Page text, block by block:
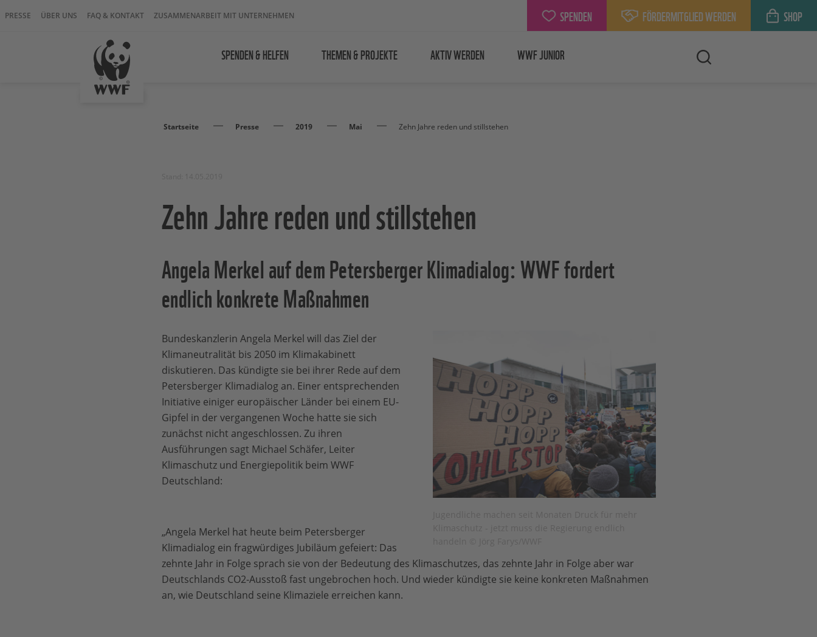
PRESSE ÜBER UNS FAQ & KONTAKT ZUSAMMENARBEIT MIT UNTERNEHMEN SPENDEN FÖRDERMITGLIED WERDEN SHOP
SPENDEN & HELFEN THEMEN & PROJEKTE AKTIV WERDEN WWF JUNIOR
Startseite Presse 2019 Mai Zehn Jahre reden und stillstehen
Zehn Jahre reden und stillstehen
Angela Merkel auf dem Petersberger Klimadialog: WWF fordert
endlich konkrete Maßnahmen
Bundeskanzlerin Angela Merkel will das Ziel der
Klimaneutralität bis 2050 im Klimakabinett
diskutieren. Das kündigte sie bei ihrer Rede auf dem
Petersberger Klimadialog an. Einer entsprechenden
Initiative einiger europäischer Länder bei einem EU-
Gipfel in der vergangenen Woche hatte sie sich
zunächst nicht angeschlossen. Zu ihren
Ausführungen sagt Michael Schäfer, Leiter
Klimaschutz und Energiepolitik beim WWF
Deutschland:
„Angela Merkel hat heute beim Petersberger
Klimadialog ein fragwürdiges Jubiläum gefeiert: Das
zehnte Jahr in Folge sprach sie von der Bedeutung des Klimaschutzes, das zehnte Jahr in Folge aber war
Deutschlands CO2-Ausstoß fast ungebrochen hoch. Und wieder kündigte sie keine konkreten Maßnahmen
an, wie Deutschland seine Klimaziele erreichen kann.